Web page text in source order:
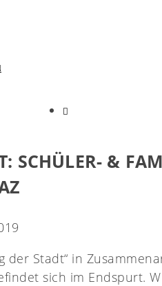
SCHÜLER- &
der Stadt“ in
sich im Endspurt.